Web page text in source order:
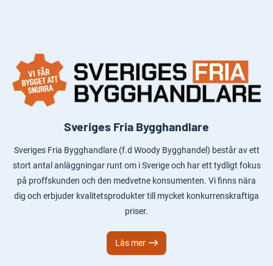
Sveriges Fria Bygghandlare
Sveriges Fria Bygghandlare (f.d Woody Bygghandel) består av ett
stort antal anläggningar runt om i Sverige och har ett tydligt fokus
på proffskunden och den medvetne konsumenten. Vi finns nära
dig och erbjuder kvalitetsprodukter till mycket konkurrenskraftiga
priser.
Läs mer